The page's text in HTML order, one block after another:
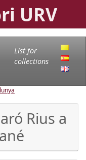
URV
List for
collections
Rius a